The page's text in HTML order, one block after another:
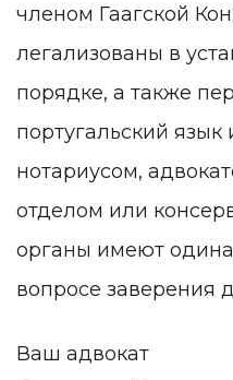
членом Гаагской
легализованы в
порядке, а также
португальский язык
нотариусом,
отделом или
органы имеют
вопросе заверения
Ваш адвокат